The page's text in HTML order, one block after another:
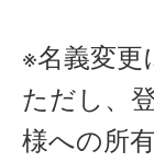
※名義変更
ただし、
様への所